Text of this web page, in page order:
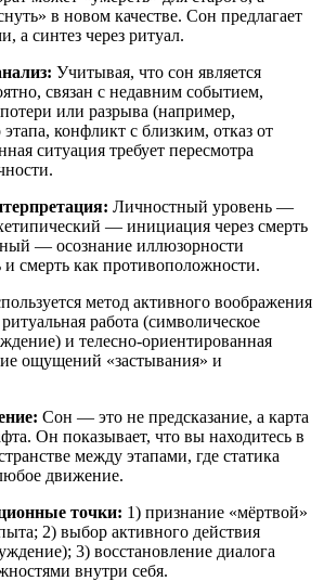
в новом качестве. Сон предлагает
а синтез через ритуал.
Учитывая, что сон является
связан с недавним событием,
или разрыва (например,
конфликт с близким, отказ от
ситуация требует пересмотра
Личностный уровень —
— инициация через смерть
— осознание иллюзорности
и смерть как противоположности.
метод активного воображения
работа (символическое
и телесно-ориентированная
ощущений «застывания» и
Сон — это не предсказание, а карта
Он показывает, что вы находитесь в
между этапами, где статика
движение.
точки: 1) признание «мёртвой»
2) выбор активного действия
3) восстановление диалога
внутри себя.